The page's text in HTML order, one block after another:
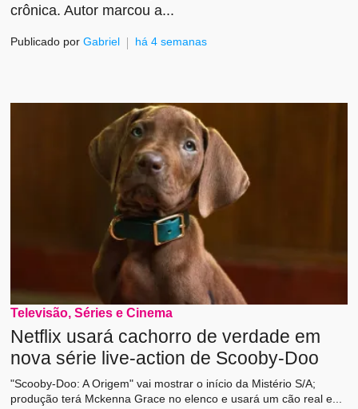
crônica. Autor marcou a...
Publicado porGabriel há 4 semanas
Televisão, Séries e Cinema
Netflix usará cachorro de verdade em
nova série live-action de Scooby-Doo
"Scooby-Doo: A Origem" vai mostrar o início da Mistério S/A;
produção terá Mckenna Grace no elenco e usará um cão real e...